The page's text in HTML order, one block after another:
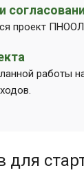
проект
работы
для